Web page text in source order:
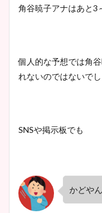
角谷暁子アナはあと3
個人的な予想では角
れないのではないでし
SNSや掲示板でも
かどや